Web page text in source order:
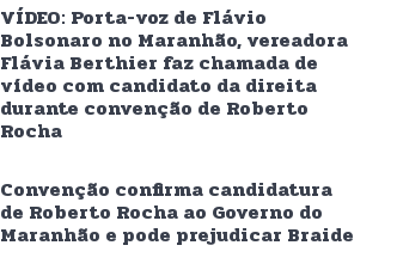
VÍDEO: Porta-voz de Flávio
Bolsonaro no Maranhão, vereadora
Flávia Berthier faz chamada de
vídeo com candidato da direita
durante convenção de Roberto
Rocha
Convenção confirma candidatura
de Roberto Rocha ao Governo do
Maranhão e pode prejudicar Braide